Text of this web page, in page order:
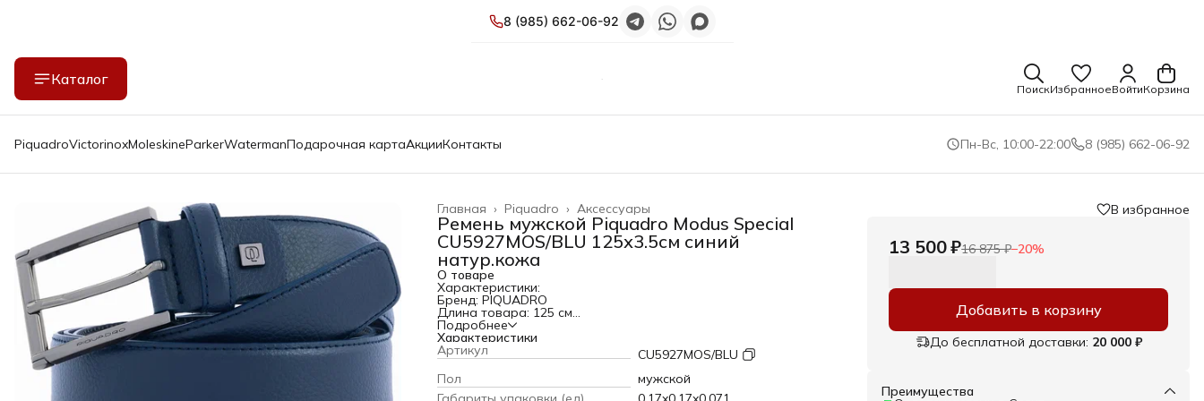
8 (985) 662-06-92
Каталог
ПоискИзбранноеВойтиКорзина
PiquadroVictorinoxMoleskineParkerWatermanПодарочная картаАкцииКонтакты Пн-Вс, 10:00-22:00 8 (985) 662-06-92
Аксессуары
Piquadro ›
Главная ›
Ремень мужской Piquadro Modus Special
CU5927MOS/BLU 125х3.5см синий
натур.кожа
О товаре
Характеристики:
Бренд: PIQUADRO
Длина товара: 125 см
Ширина товара: 3.5 см
Тип: Ремень
Коллекция: Modus Special
PartNumber/Артикул Производителя: CU5927MOS/BLU
Пол: мужской
Цвет: синий
Подробнее
Характеристики
Артикул
CU5927MOS/BLU
Пол
мужской
В избранное
13 500 ₽16 875 ₽−20%
Добавить в корзину
До бесплатной доставки: 20 000 ₽
Преимущества